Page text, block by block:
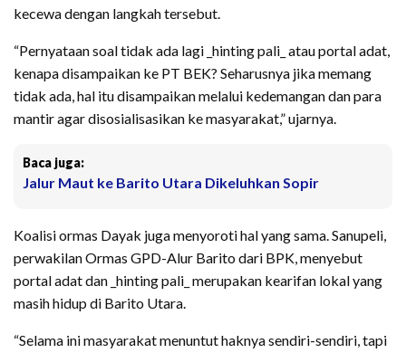
kecewa dengan langkah tersebut.
“Pernyataan soal tidak ada lagi _hinting pali_ atau portal adat,
kenapa disampaikan ke PT BEK? Seharusnya jika memang
tidak ada, hal itu disampaikan melalui kedemangan dan para
mantir agar disosialisasikan ke masyarakat,” ujarnya.
Baca juga:
Jalur Maut ke Barito Utara Dikeluhkan Sopir
Koalisi ormas Dayak juga menyoroti hal yang sama. Sanupeli,
perwakilan Ormas GPD-Alur Barito dari BPK, menyebut
portal adat dan _hinting pali_ merupakan kearifan lokal yang
masih hidup di Barito Utara.
“Selama ini masyarakat menuntut haknya sendiri-sendiri, tapi